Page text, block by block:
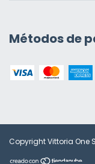
Métodos de
Copyright Vittoria One